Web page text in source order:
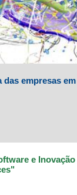
das empresas
e